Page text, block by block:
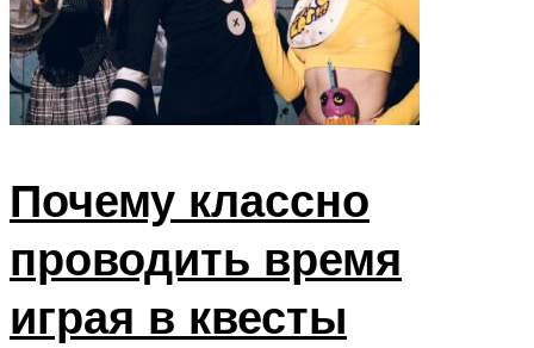
Почему классно
проводить время
играя в квесты